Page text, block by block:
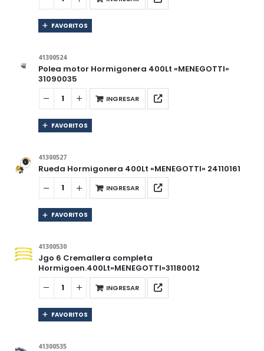
FAVORITOS
41300524
Polea motor Hormigonera 400Lt «MENEGOTTI»
31090035
INGRESAR
FAVORITOS
41300527
Rueda Hormigonera 400Lt «MENEGOTTI» 24110161
INGRESAR
FAVORITOS
41300530
Jgo 6 Cremallera completa
Hormigoen.400Lt»MENEGOTTI»31180012
INGRESAR
FAVORITOS
41300535